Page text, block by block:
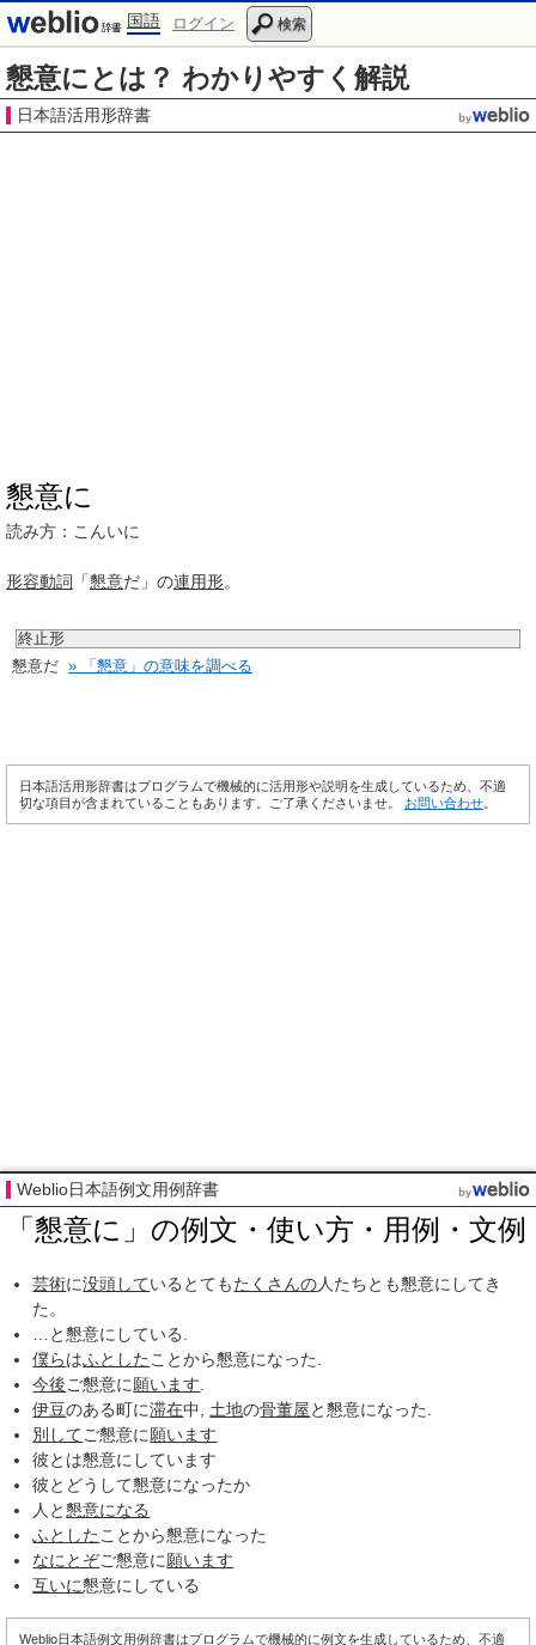
国語 ログイン 検索
懇意にとは？ わかりやすく解説
日本語活用形辞書
懇意に
読み方：こんいに
形容動詞 「懇意だ」の連用形。
終止形
懇意だ » 「懇意」の意味を調べる
日本語活用形辞書はプログラムで機械的に活用形や説明を生成しているため、不適
切な項目が含まれていることもあります。ご了承くださいませ。 お問い合わせ
Weblio日本語例文用例辞書
「懇意に」の例文・使い方・用例・文例
芸術に没頭しているとてもたくさんの人たちとも懇意にしてき
た。
…と懇意にしている.
僕らはふとした ことから懇意になった.
今後ご懇意に願います
伊豆のある町に滞在中, 土地の骨董屋と懇意になった.
別してご懇意に願います
彼とは懇意にしています
彼とどうして懇意になったか
人と懇意になる
ふとした ことから懇意になった
なにとぞご懇意に願います
互いに懇意にしている
Weblio日本語例文用例辞書はプログラムで機械的に例文を生成しているため、不適